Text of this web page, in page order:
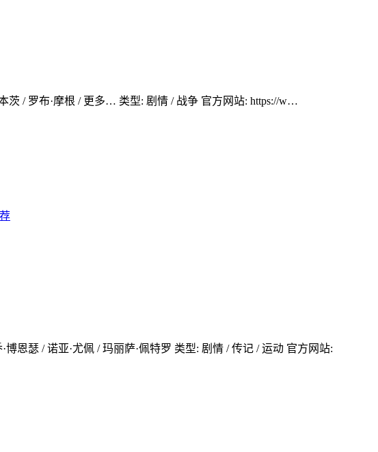
茨 / 罗布·摩根 / 更多… 类型: 剧情 / 战争 官方网站: https://w…
恩瑟 / 诺亚·尤佩 / 玛丽萨·佩特罗 类型: 剧情 / 传记 / 运动 官方网站: